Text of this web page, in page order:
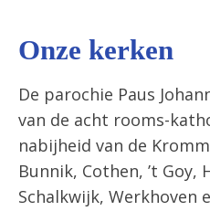
Onze kerken
De parochie Paus
van de acht rooms-
nabijheid van de
Bunnik, Cothen, ’t Goy,
Schalkwijk, Werkhoven